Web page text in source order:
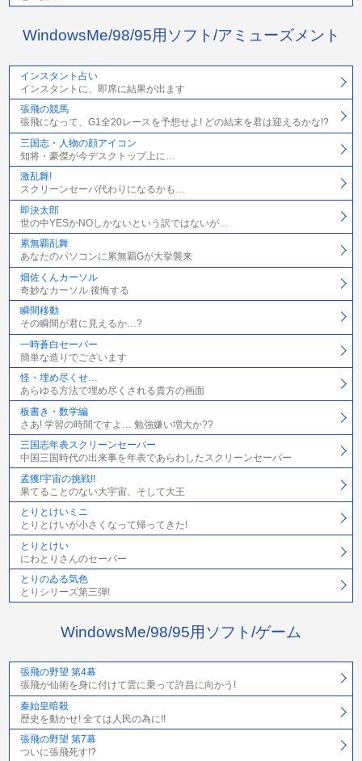
WindowsMe/98/95用ソフト/アミューズメント
インスタント占い
インスタントに、即席に結果が出ます
張飛の競馬
張飛になって、G1全20レースを予想せよ! どの結末を君は迎えるかな!?
三国志・人物の顔アイコン
知将・豪傑が今デスクトップ上に…
激乱舞!
スクリーンセーバ代わりになるかも…
即決太郎
世の中YESかNOしかないという訳ではないが…
累無覇乱舞
あなたのパソコンに累無覇Gが大挙襲来
畑佐くんカーソル
奇妙なカーソル 後悔する
瞬間移動
その瞬間が君に見えるか…?
一時蒼白セーバー
簡単な造りでございます
怪・埋め尽くせ…
あらゆる方法で埋め尽くされる貴方の画面
板書き・数学編
さあ! 学習の時間ですよ… 勉強嫌い増大か??
三国志年表スクリーンセーバー
中国三国時代の出来事を年表であらわしたスクリーンセーバー
孟獲!宇宙の挑戦!!
果てることのない大宇宙、そして大王
とりとけいミニ
とりとけいが小さくなって帰ってきた!
とりとけい
にわとりさんのセーバー
とりのゐる気色
とりシリーズ第三弾!
WindowsMe/98/95用ソフト/ゲーム
張飛の野望 第4幕
張飛が仙術を身に付けて雲に乗って許昌に向かう!
秦始皇暗殺
歴史を動かせ! 全ては人民の為に!!
張飛の野望 第7幕
ついに張飛死す!?